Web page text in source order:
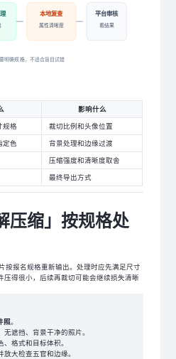
本地复查
属性清晰度
平台审核
看结果
明确规格，不适合盲目试错
影响什么
规格
裁切比例和头像位置
定色
背景处理和边缘过渡
压缩强度和清晰度取舍
最终导出方式
压缩」按规格处
按报名规格重新输出。处理时应先满足尺寸
得很小，后续再裁切可能会继续损失清晰
照。
遮挡、背景干净的照片。
格式和目标体积。
大检查五官和边缘。